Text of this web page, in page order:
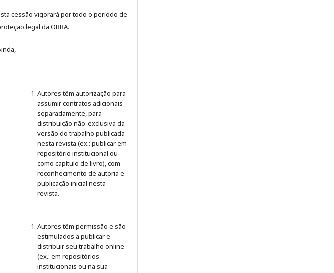
cessão vigorará por todo o período de
legal da OBRA.
Autores têm autorização para
assumir contratos adicionais
separadamente, para
distribuição não-exclusiva da
versão do trabalho publicada
nesta revista (ex.: publicar em
repositório institucional ou
como capítulo de livro), com
reconhecimento de autoria e
publicação inicial nesta
revista.
Autores têm permissão e são
estimulados a publicar e
distribuir seu trabalho online
(ex.: em repositórios
institucionais ou na sua